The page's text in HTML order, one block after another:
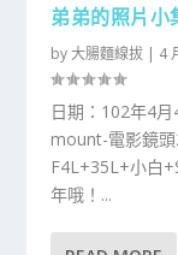
弟弟的照片
by大腸麵線拔 | 4
日期：102年4
mount-電影鏡
F4L+35L+小白
年哦！...